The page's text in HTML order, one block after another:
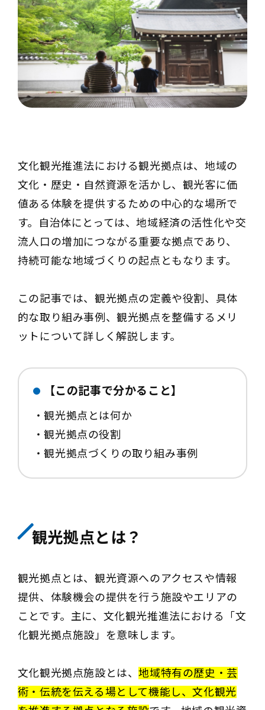
文化観光推進法における観光拠点は、地域の
文化・歴史・自然資源を活かし、観光客に価
値ある体験を提供するための中心的な場所で
す。自治体にとっては、地域経済の活性化や交
流人口の増加につながる重要な拠点であり、
持続可能な地域づくりの起点ともなります。
この記事では、観光拠点の定義や役割、具体
的な取り組み事例、観光拠点を整備するメリ
ットについて詳しく解説します。
【この記事で分かること】
・観光拠点とは何か
・観光拠点の役割
・観光拠点づくりの取り組み事例
観光拠点とは？
観光拠点とは、観光資源へのアクセスや情報
提供、体験機会の提供を行う施設やエリアの
ことです。主に、文化観光推進法における「文
化観光拠点施設」を意味します。
文化観光拠点施設とは、地域特有の歴史・芸
術・伝統を伝える場として機能し、文化観光